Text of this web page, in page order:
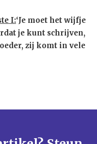
I:‘Je moet het wijfje
je kunt schrijven,
zij komt in vele